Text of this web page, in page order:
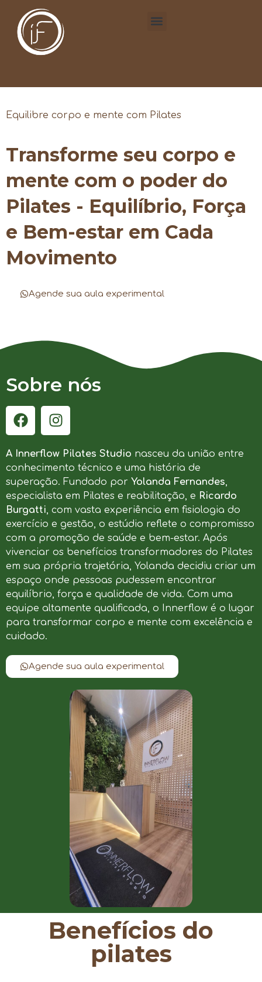
Equilibre corpo e mente com Pilates
Transforme seu corpo e
mente com o poder do
Pilates - Equilíbrio, Força
e Bem-estar em Cada
Movimento
Agende sua aula experimental
Sobre nós
A Innerflow Pilates Studio nasceu da união entre
conhecimento técnico e uma história de
superação. Fundado por Yolanda Fernandes,
especialista em Pilates e reabilitação, e Ricardo
Burgatti, com vasta experiência em fisiologia do
exercício e gestão, o estúdio reflete o compromisso
com a promoção de saúde e bem-estar. Após
vivenciar os benefícios transformadores do Pilates
em sua própria trajetória, Yolanda decidiu criar um
espaço onde pessoas pudessem encontrar
equilíbrio, força e qualidade de vida. Com uma
equipe altamente qualificada, o Innerflow é o lugar
para transformar corpo e mente com excelência e
cuidado.
Agende sua aula experimental
Benefícios do
pilates